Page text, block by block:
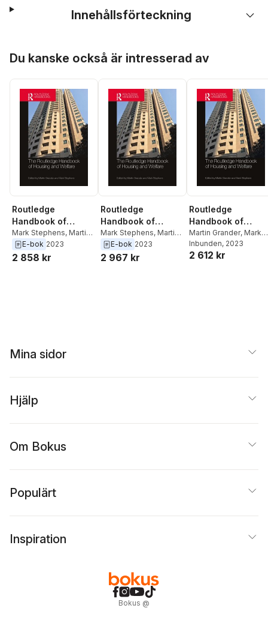
Innehållsförteckning
Du kanske också är intresserad av
Routledge
Handbook of
Housing and
Welfare
Mark Stephens, Martin
Grander
E-bok 2023
2 858 kr
Routledge
Handbook of
Housing and
Welfare
Mark Stephens, Martin
Grander
E-bok 2023
2 967 kr
Routledge
Handbook of
Housing and
Welfare
Martin Grander, Mark
Stephens
Inbunden, 2023
2 612 kr
Mina sidor
Hjälp
Om Bokus
Populärt
Inspiration
Bokus @